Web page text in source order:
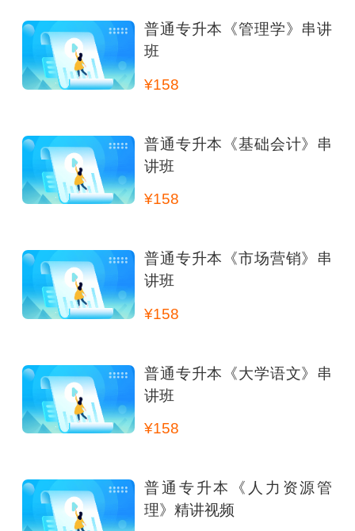
普通专升本《管理学》串讲
班
¥158
普通专升本《基础会计》串
讲班
¥158
普通专升本《市场营销》串
讲班
¥158
普通专升本《大学语文》串
讲班
¥158
普通专升本《人力资源管
理》精讲视频